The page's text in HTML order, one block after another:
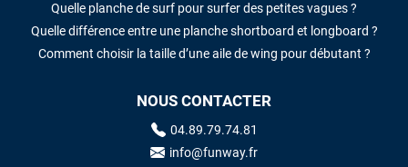
Quelle planche de surf pour surfer des petites vagues ?
Quelle différence entre une planche shortboard et longboard ?
Comment choisir la taille d’une aile de wing pour débutant ?
NOUS CONTACTER
04.89.79.74.81
info@funway.fr